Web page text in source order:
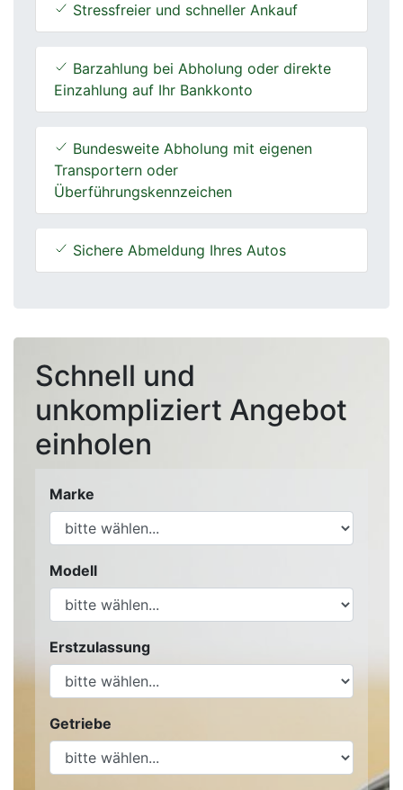
Stressfreier und schneller Ankauf
Barzahlung bei Abholung oder direkte
Einzahlung auf Ihr Bankkonto
Bundesweite Abholung mit eigenen
Transportern oder
Überführungskennzeichen
Sichere Abmeldung Ihres Autos
Schnell und
unkompliziert Angebot
einholen
Marke
Modell
Erstzulassung
Getriebe